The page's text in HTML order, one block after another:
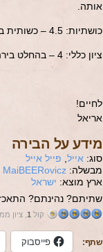
אותה.
כושתיות: 4.5 – כשותית בטירוף! אך, ציון 5 שמור רק ל
ציון כללי: 4 – בהחלט בירה מצוינת ומומלצת לכל אחד, אבל טעמה הייחודי החזק לאו דווקא יתאים לכולם
לחיים!
אריאל
מידע על הבירה
סוג: אייל פייל אייל
מבשלה: MaiBEERovicz - מאיבירוביץ'
ארץ מוצא: ישראל
שתיתם? נהינתם?
קול 1 , ציון
שתף: פייסבוק